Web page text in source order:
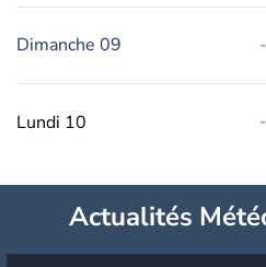
Dimanche 09 -
Lundi 10 -
Actualités